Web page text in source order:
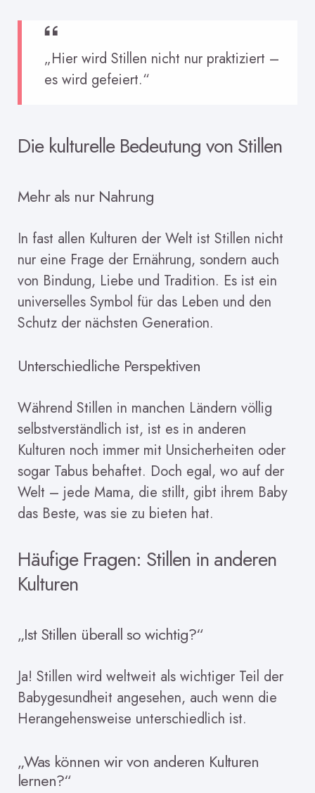
„Hier wird Stillen nicht nur praktiziert –
es wird gefeiert.“
Die kulturelle Bedeutung von Stillen
Mehr als nur Nahrung
In fast allen Kulturen der Welt ist Stillen nicht
nur eine Frage der Ernährung, sondern auch
von Bindung, Liebe und Tradition. Es ist ein
universelles Symbol für das Leben und den
Schutz der nächsten Generation.
Unterschiedliche Perspektiven
Während Stillen in manchen Ländern völlig
selbstverständlich ist, ist es in anderen
Kulturen noch immer mit Unsicherheiten oder
sogar Tabus behaftet. Doch egal, wo auf der
Welt – jede Mama, die stillt, gibt ihrem Baby
das Beste, was sie zu bieten hat.
Häufige Fragen: Stillen in anderen
Kulturen
„Ist Stillen überall so wichtig?“
Ja! Stillen wird weltweit als wichtiger Teil der
Babygesundheit angesehen, auch wenn die
Herangehensweise unterschiedlich ist.
„Was können wir von anderen Kulturen
lernen?“